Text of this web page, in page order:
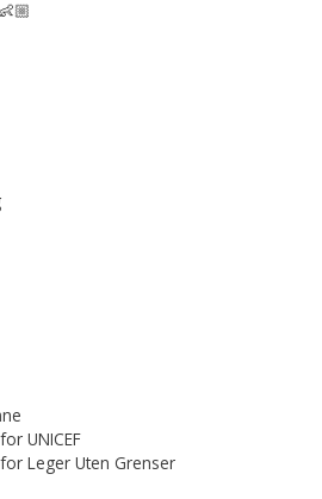
UNICEF
Leger Uten Grenser